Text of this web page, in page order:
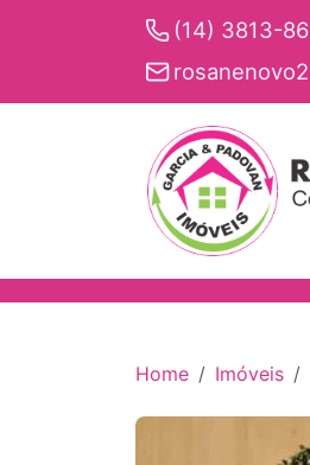
(14) 3813-
Home Imóveis